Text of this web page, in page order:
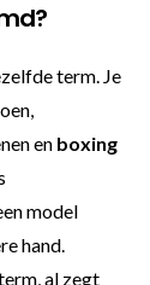
term. Je
en boxing
model
hand.
al zegt